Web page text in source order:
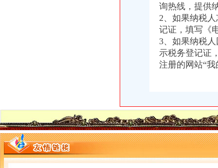
2012年全国各海关关于报关员考务工作的公告-界报关水平测
重庆海关关于2008年报关员报名现场确认有关问题的通知-报关员
商务部技术进出口信息管理系统许可证电子申请流程-江市商务局
柬埔寨海运华超介绍两用物项和技术进出口的许可证办理规范-中国制
北京海关提高通关效率助推跨境电商进口增7成_秦岛生活网
上海通关无纸化实现海陆空全覆盖-国内经济新闻-好买基金网
无纸化报关
长沙海关无纸化报关单超80%_城视网
宁波无纸化报关宁波电子报关宁波买单报关专业安全高效便捷-阿
电子口岸无纸化签约
询热线，提供
2、如果纳税
记证，填写《
3、如果纳税
示税务登记证
注册的网站“